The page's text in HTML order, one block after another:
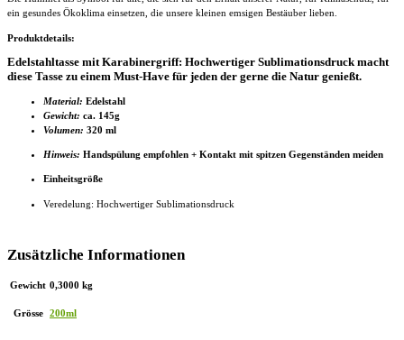
ein gesundes Ökoklima einsetzen, die unsere kleinen emsigen Bestäuber lieben.
Produktdetails:
Edelstahltasse mit Karabinergriff: Hochwertiger Sublimationsdruck macht
diese Tasse zu einem Must-Have für jeden der gerne die Natur genießt.
Material: Edelstahl
Gewicht: ca. 145g
Volumen: 320 ml
Hinweis: Handspülung empfohlen + Kontakt mit spitzen Gegenständen meiden
Einheitsgröße
Veredelung: Hochwertiger Sublimationsdruck
Zusätzliche Informationen
Gewicht 0,3000 kg
Grösse 200ml